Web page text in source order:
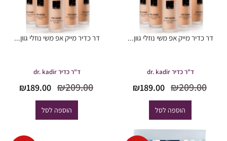
דר כדיר מייק אפ משי נוזלי גוון...
ד"ר כדיר dr. kadir
₪209.00
המחיר
היה:
₪209.00.
₪189.00
הוספה לסל
דר כדיר מייק אפ משי נוזלי גוון...
ד"ר כדיר dr. kadir
₪209.00
המחיר
היה:
₪209.00.
₪189.00
הוספה לסל